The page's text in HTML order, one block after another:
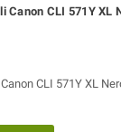
Canon CLI 571Y XL
CLI 571Y XL